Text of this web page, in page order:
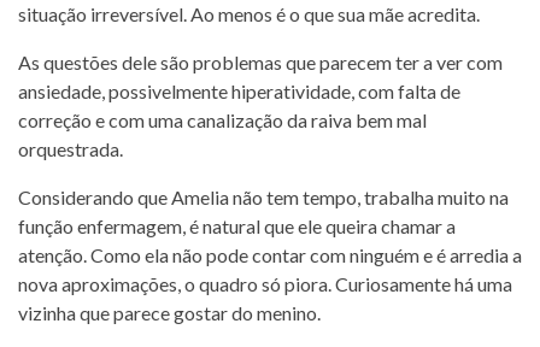
situação irreversível. Ao menos é o que sua mãe acredita.
As questões dele são problemas que parecem ter a ver com
ansiedade, possivelmente hiperatividade, com falta de
correção e com uma canalização da raiva bem mal
orquestrada.
Considerando que Amelia não tem tempo, trabalha muito na
função enfermagem, é natural que ele queira chamar a
atenção. Como ela não pode contar com ninguém e é arredia a
nova aproximações, o quadro só piora. Curiosamente há uma
vizinha que parece gostar do menino.